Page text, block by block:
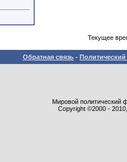
Текущее
Обратная связь -
Мировой политический
Copyright ©2000 -